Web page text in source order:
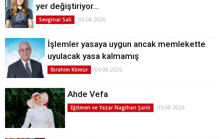
yer değiştiriyor…
Sevginar Sali 06.08.2026
İşlemler yasaya uygun ancak memlekette
uyulacak yasa kalmamış
İbrahim Kömür 06.08.2026
Ahde Vefa
Eğitmen ve Yazar Nagihan Şanlı 05.08.2026